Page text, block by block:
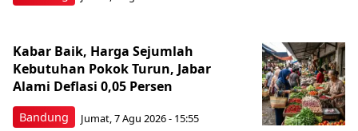
Bandung
Kabar Baik, Harga Sejumlah
Kebutuhan Pokok Turun, Jabar
Alami Deflasi 0,05 Persen
Jumat, 7 Agu 2026 - 15:55